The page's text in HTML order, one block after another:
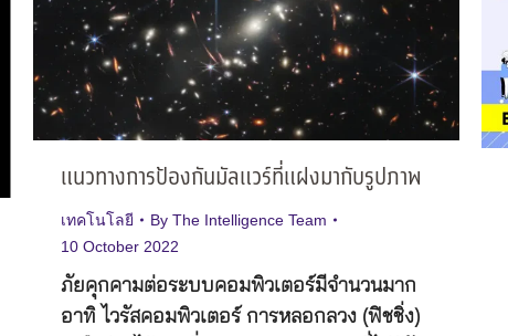
แนวทางการป้องกันมัลแวร์ที่แฝงมากับรูปภาพ
เทคโนโลยี By The Intelligence Team
10 October 2022
ภัยคุกคามต่อระบบคอมพิวเตอร์มีจำนวนมาก
อาทิ ไวรัสคอมพิวเตอร์ การหลอกลวง (ฟิชชิ่ง)